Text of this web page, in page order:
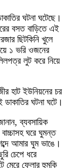
ঘটনা ঘটেছে।
বসত বাড়িতে এই
ছিটকিনি খুলে
১ ভরি ওজনের
লুট করে নিয়ে
হাট ইউনিয়নের চর
ডাকাতির ঘটনা ঘটে।
ব্যবসায়িক
ঘরে ঘুমন্ত
আমার ঘুম ভাঙে।
চেপে ধরে
মেরে ফেলার হুমকি